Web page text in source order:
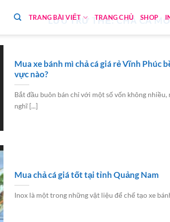
TRANG BÀI VIẾT TRANG CHỦ SHOP
LƯU TRỮ THẺ:CHẢ CÁ
Mua xe bánh mì chả cá giá rẻ Vĩnh Phúc
vực nào?
Bắt đầu buôn bán chỉ với một số vốn không nhiều,
nghĩ [...]
Mua chả cá giá tốt tại tỉnh Quảng Nam
Inox là một trong những vật liệu để chế tạo xe